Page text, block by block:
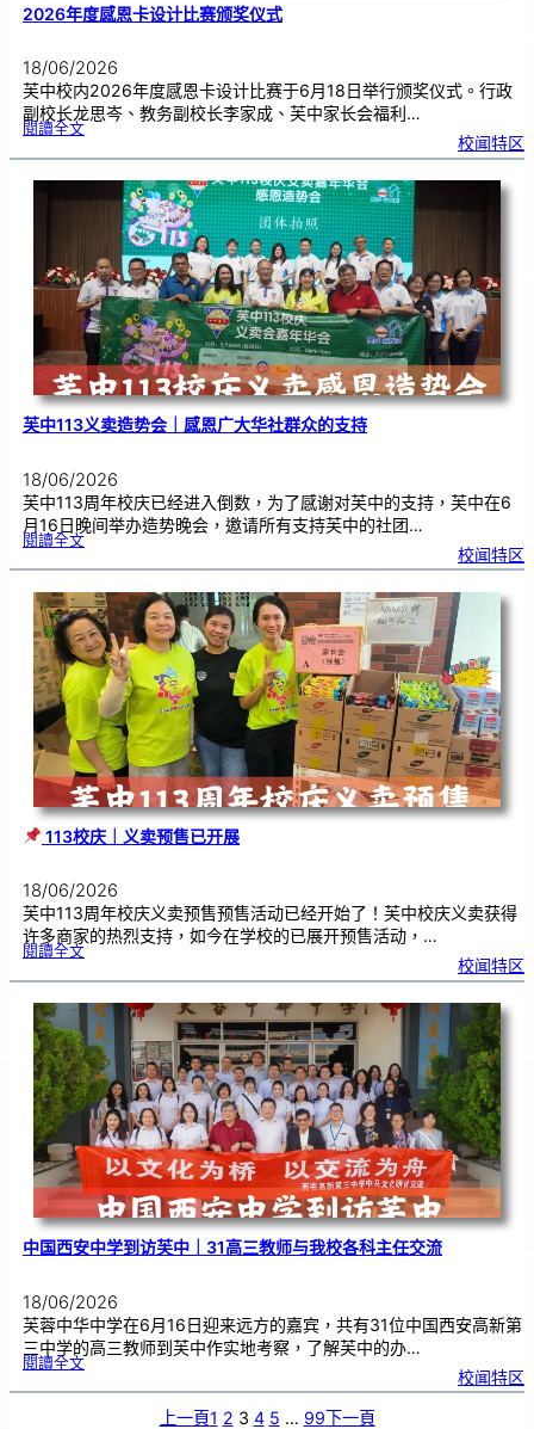
2026年度感恩卡设计比赛颁奖仪式
18/06/2026
芙中校内2026年度感恩卡设计比赛于6月18日举行颁奖仪式。行政
副校长龙思岑、教务副校长李家成、芙中家长会福利…
閱讀全文:2
6
度
感
卡
仪
式
校闻特区
芙中113义卖造势会｜感恩广大华社群众的支持
18/06/2026
芙中113周年校庆已经进入倒数，为了感谢对芙中的支持，芙中在6
月16日晚间举办造势晚会，邀请所有支持芙中的社团…
閱讀全文:芙
1
义
卖
造
势
会
｜
感
恩
广
大
华
社群
众
的
支
持
校闻特区
113校庆｜义卖预售已开展
18/06/2026
芙中113周年校庆义卖预售预售活动已经开始了！芙中校庆义卖获得
许多商家的热烈支持，如今在学校的已展开预售活动，…
閱讀全文:
1
校
庆
｜
义
卖
预
售
已
开
展
校闻特区
中国西安中学到访芙中｜31高三教师与我校各科主任交流
18/06/2026
芙蓉中华中学在6月16日迎来远方的嘉宾，共有31位中国西安高新第
三中学的高三教师到芙中作实地考察，了解芙中的办…
閱讀全文:中
安
校闻特区
上一頁1 2 3 4 5 … 99下一頁